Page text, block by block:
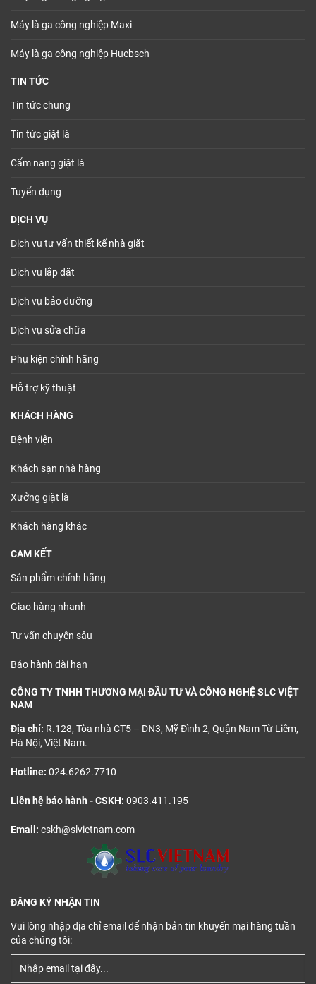
Máy là ga công nghiệp Maxi
Máy là ga công nghiệp Huebsch
TIN TỨC
Tin tức chung
Tin tức giặt là
Cẩm nang giặt là
Tuyển dụng
DỊCH VỤ
Dịch vụ tư vấn thiết kế nhà giặt
Dịch vụ lắp đặt
Dịch vụ bảo dưỡng
Dịch vụ sửa chữa
Phụ kiện chính hãng
Hỗ trợ kỹ thuật
KHÁCH HÀNG
Bệnh viện
Khách sạn nhà hàng
Xưởng giặt là
Khách hàng khác
CAM KẾT
Sản phẩm chính hãng
Giao hàng nhanh
Tư vấn chuyên sâu
Bảo hành dài hạn
CÔNG TY TNHH THƯƠNG MẠI ĐẦU TƯ VÀ CÔNG NGHỆ SLC VIỆT
NAM
Địa chỉ: R.128, Tòa nhà CT5 – DN3, Mỹ Đình 2, Quận Nam Từ Liêm,
Hà Nội, Việt Nam.
Hotline: 024.6262.7710
Liên hệ bảo hành - CSKH: 0903.411.195
Email: cskh@slvietnam.com
ĐĂNG KÝ NHẬN TIN
Vui lòng nhập địa chỉ email để nhận bản tin khuyến mại hàng tuần
của chúng tôi: